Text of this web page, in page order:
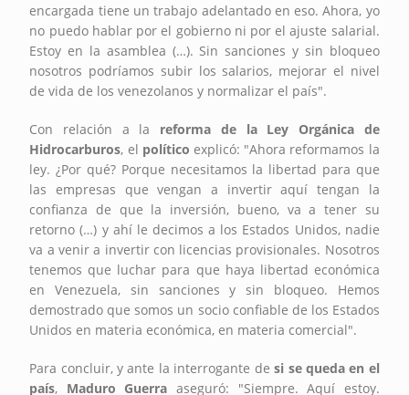
encargada tiene un trabajo adelantado en eso. Ahora, yo
no puedo hablar por el gobierno ni por el ajuste salarial.
Estoy en la asamblea (…). Sin sanciones y sin bloqueo
nosotros podríamos subir los salarios, mejorar el nivel
de vida de los venezolanos y normalizar el país".
Con relación a la reforma de la Ley Orgánica de
Hidrocarburos, el político explicó: "Ahora reformamos la
ley. ¿Por qué? Porque necesitamos la libertad para que
las empresas que vengan a invertir aquí tengan la
confianza de que la inversión, bueno, va a tener su
retorno (…) y ahí le decimos a los Estados Unidos, nadie
va a venir a invertir con licencias provisionales. Nosotros
tenemos que luchar para que haya libertad económica
en Venezuela, sin sanciones y sin bloqueo. Hemos
demostrado que somos un socio confiable de los Estados
Unidos en materia económica, en materia comercial".
Para concluir, y ante la interrogante desi se queda en el
país, Maduro Guerraaseguró: "Siempre. Aquí estoy.